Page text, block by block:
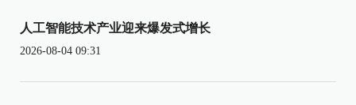
人工智能技术产业迎来爆发式增长
2026-08-04 09:31